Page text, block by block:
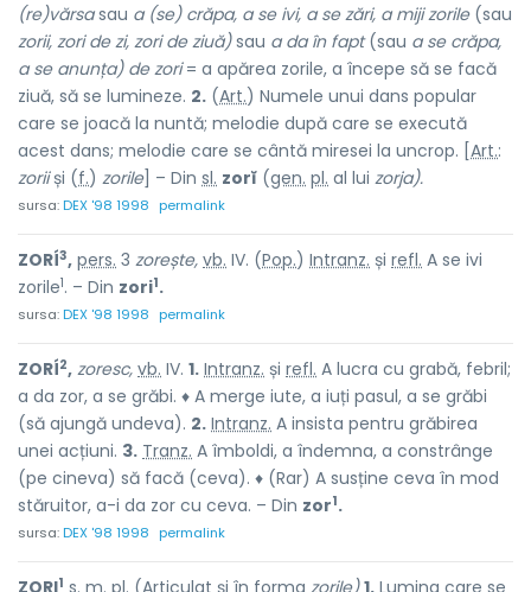
(re)vărsasau a (se) crăpa, a se ivi, a se zări, a miji zorile(sau
zorii, zori de zi, zori de ziuă)sau a da în fapt(sau a se crăpa,
a se anunța) de zori= a apărea zorile, a începe să se facă
ziuă, să se lumineze. 2. (Art.) Numele unui dans popular
care se joacă la nuntă; melodie după care se execută
acest dans; melodie care se cântă miresei la uncrop. [ Art.:
zoriiși (f.) zorile] – Din sl. zorĭ (gen. pl. al lui zorja).
sursa:DEX '98 1998 permalink
ZORÍ3, pers. 3 zorește, vb. IV. (Pop.) Intranz. și refl. A se ivi
zorile1. – Din zori1.
sursa:DEX '98 1998 permalink
ZORÍ2, zoresc, vb. IV. 1. Intranz. și refl. A lucra cu grabă, febril;
a da zor, a se grăbi. ♦ A merge iute, a iuți pasul, a se grăbi
(să ajungă undeva). 2. Intranz. A insista pentru grăbirea
unei acțiuni. 3. Tranz. A îmboldi, a îndemna, a constrânge
(pe cineva) să facă (ceva). ♦ (Rar) A susține ceva în mod
stăruitor, a-i da zor cu ceva. – Din zor1.
sursa:DEX '98 1998 permalink
ZORI1 s. m. pl. (Articulat și în forma zorile) 1. Lumina care se